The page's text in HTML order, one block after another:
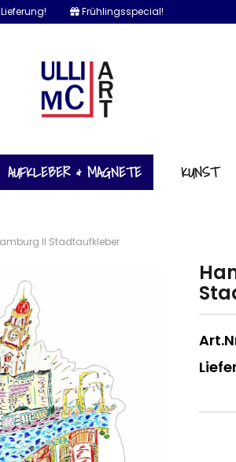
Frühlingsspecial!
AUFKLEBER & MAGNETE KUNST
II Stadtaufkleber